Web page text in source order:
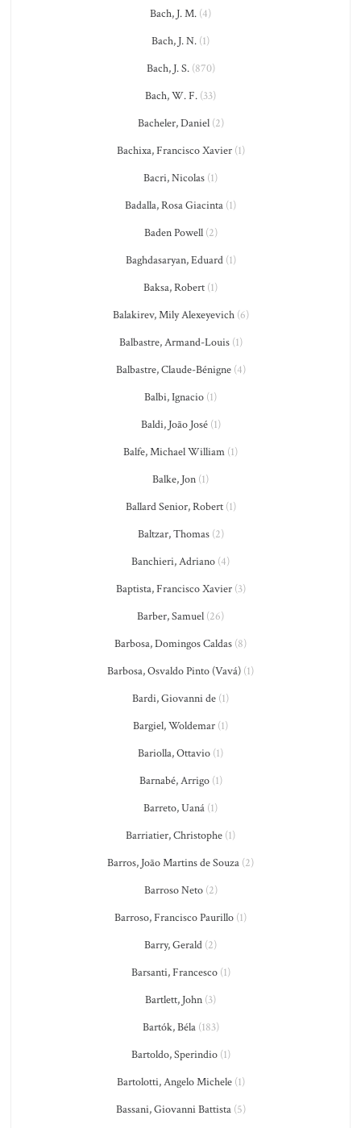
Bach, J. M. (4)
Bach, J. N. (1)
Bach, J. S.(870)
Bach, W. F. (33)
Bacheler, Daniel(2)
Bachixa, Francisco Xavier(1)
Bacri, Nicolas (1)
Badalla, Rosa Giacinta (1)
Baden Powell(2)
Baghdasaryan, Eduard(1)
Baksa, Robert (1)
Balakirev, Mily Alexeyevich(6)
Balbastre, Armand-Louis(1)
Balbastre, Claude-Bénigne(4)
Balbi, Ignacio (1)
Baldi, João José(1)
Balfe, Michael William (1)
Balke, Jon (1)
Ballard Senior, Robert(1)
Baltzar, Thomas(2)
Banchieri, Adriano (4)
Baptista, Francisco Xavier(3)
Barber, Samuel (26)
Barbosa, Domingos Caldas (8)
Barbosa, Osvaldo Pinto (Vavá) (1)
Bardi, Giovanni de (1)
Bargiel, Woldemar (1)
Bariolla, Ottavio (1)
Barnabé, Arrigo(1)
Barreto, Uaná (1)
Barriatier, Christophe (1)
Barros, João Martins de Souza (2)
Barroso Neto(2)
Barroso, Francisco Paurillo (1)
Barry, Gerald (2)
Barsanti, Francesco(1)
Bartlett, John (3)
Bartók, Béla(183)
Bartoldo, Sperindio(1)
Bartolotti, Angelo Michele(1)
Bassani, Giovanni Battista(5)